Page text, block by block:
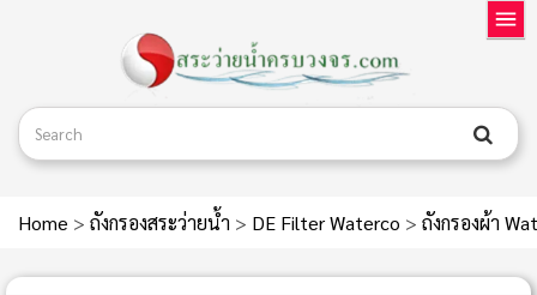
Home > ถังกรองสระว่ายน้ำ > DE Filter Waterco > ถังกรองผ้า